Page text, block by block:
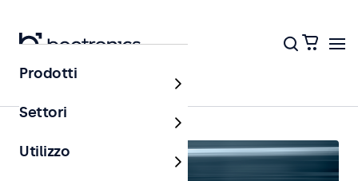
Home
Prodotti
Settori
Utilizzo